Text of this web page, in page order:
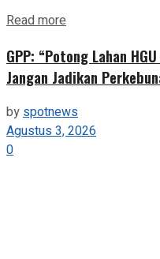
Read more
GPP: “Potong Lahan
Jangan Jadikan
by spotnews
Agustus 3, 2026
0